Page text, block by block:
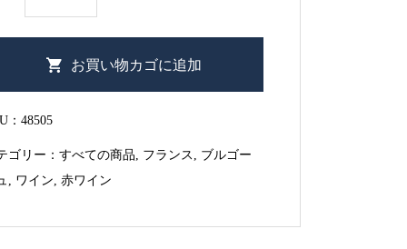
ー・
ド・
お買い物カゴに追加
：48505
ゴリー：すべての商品 フランス
ブルゴー
ワイン ,赤ワイン